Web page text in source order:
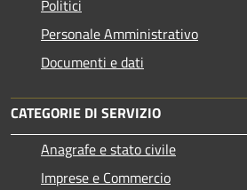
Politici
Personale Amministrativo
Documenti e dati
CATEGORIE DI SERVIZIO
Anagrafe e stato civile
Imprese e Commercio